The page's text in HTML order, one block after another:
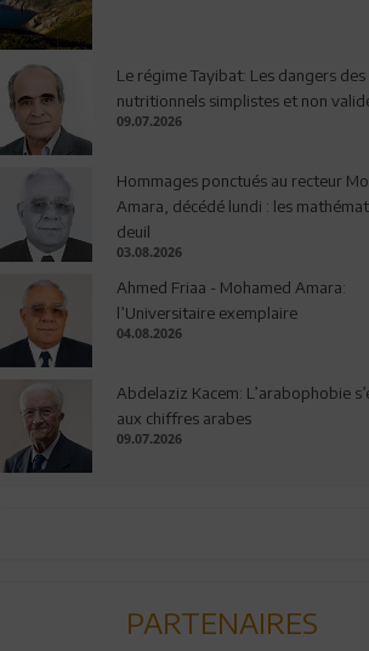
Le régime Tayibat: Les dangers
nutritionnels simplistes et non
09.07.2026
Hommages ponctués au recteur
Amara, décédé lundi : les
deuil
03.08.2026
Ahmed Friaa - Mohamed Amara:
l’Universitaire exemplaire
04.08.2026
Abdelaziz Kacem: L’arabophobie
aux chiffres arabes
09.07.2026
PARTENAIRES